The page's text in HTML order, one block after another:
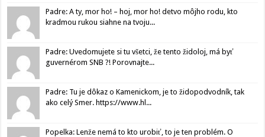
Padre: A ty, mor ho! – hoj, mor ho! detvo môjho rodu, kto
kradmou rukou siahne na tvoju...
Padre: Uvedomujete si tu všetci, že tento židoloj, má byť
guvernérom SNB ?! Porovnajte...
Padre: Tu je dôkaz o Kamenickom, je to židopodvodník, tak
ako celý Smer. https://www.hl...
Popelka: Lenže nemá to kto urobiť, to je ten problém. O